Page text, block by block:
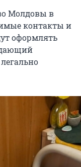
Молдовы в
контакты и
оформлять